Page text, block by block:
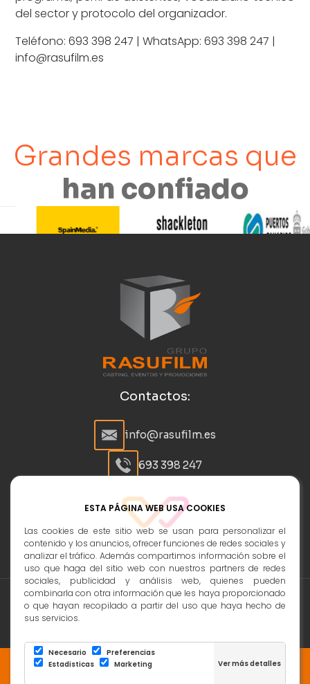
Las cookies nos permiten ofrecer nuestros
servicios. Al utilizar nuestros servicios, aceptas el
del sector y protocolo del organizador.
Teléfono: 693 398 247 | WhatsApp: 693 398 247 |
info@rasufilm.es
Grandes marcas que
han confiado
Contactos:
info@rasufilm.es
693 398 247
Política de Cookies|Aviso Legal y protección de datos|
Conf. Cookies
Copyright 2026 - Rasufilm. Todos los derechos reservados
ESTA PÁGINA WEB USA COOKIES
Las cookies de este sitio web se usan para personalizar el
contenido y los anuncios, ofrecer funciones de redes sociales y
analizar el tráfico. Además compartimos información sobre el
uso que haga del sitio web con nuestros partners de redes
sociales, publicidad y análisis web, quienes pueden
combinarla con otra información que les haya proporcionado
o que hayan recopilado a partir del uso que haya hecho de
sus servicios.
Necesario
Preferencias
Estadisticas
Marketing